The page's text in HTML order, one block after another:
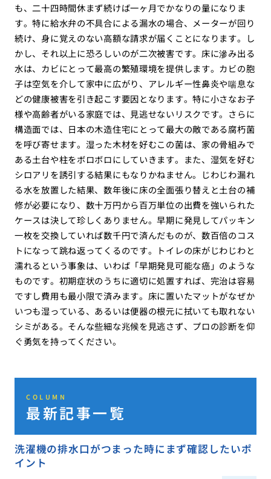
も、二十四時間休まず続けば一ヶ月でかなりの量になりま
す。特に給水弁の不具合による漏水の場合、メーターが回り
続け、身に覚えのない高額な請求が届くことになります。し
かし、それ以上に恐ろしいのが二次被害です。床に滲み出る
水は、カビにとって最高の繁殖環境を提供します。カビの胞
子は空気を介して家中に広がり、アレルギー性鼻炎や喘息な
どの健康被害を引き起こす要因となります。特に小さなお子
様や高齢者がいる家庭では、見逃せないリスクです。さらに
構造面では、日本の木造住宅にとって最大の敵である腐朽菌
を呼び寄せます。湿った木材を好むこの菌は、家の骨組みで
ある土台や柱をボロボロにしていきます。また、湿気を好む
シロアリを誘引する結果にもなりかねません。じわじわ漏れ
る水を放置した結果、数年後に床の全面張り替えと土台の補
修が必要になり、数十万円から百万単位の出費を強いられた
ケースは決して珍しくありません。早期に発見してパッキン
一枚を交換していれば数千円で済んだものが、数百倍のコス
トになって跳ね返ってくるのです。トイレの床がじわじわと
濡れるという事象は、いわば「早期発見可能な癌」のような
ものです。初期症状のうちに適切に処置すれば、完治は容易
ですし費用も最小限で済みます。床に置いたマットがなぜか
いつも湿っている、あるいは便器の根元に拭いても取れない
シミがある。そんな些細な兆候を見逃さず、プロの診断を仰
ぐ勇気を持ってください。
COLUMN
最新記事一覧
洗濯機の排水口がつまった時にまず確認したいポ
イント